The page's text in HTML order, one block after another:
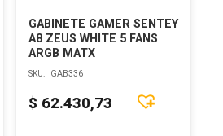
GABINETE GAMER SENTEY
A8 ZEUS WHITE 5 FANS
ARGB MATX
SKU: GAB336
$ 62.430,73